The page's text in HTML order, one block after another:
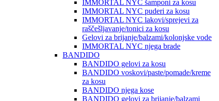
IMMORTAL NYC šamponi za kosu
IMMORTAL NYC puderi za kosu
IMMORTAL NYC lakovi/sprejevi za
raščešljavanje/tonici za kosu
Gelovi za brijanje/balzami/kolonjske vode
IMMORTAL NYC njega brade
BANDIDO
BANDIDO gelovi za kosu
BANDIDO voskovi/paste/pomade/kreme
za kosu
BANDIDO njega kose
BANDIDO gelovi za brijanje/balzami